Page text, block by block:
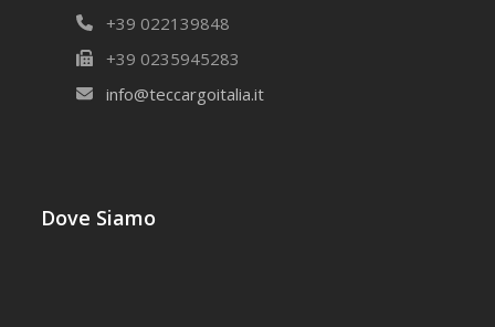
+39 022139848
+39 0235945283
info@teccargoitalia.it
Dove Siamo